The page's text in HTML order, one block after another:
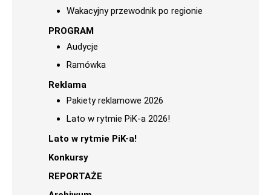
Wakacyjny przewodnik po regionie
PROGRAM
Audycje
Ramówka
Reklama
Pakiety reklamowe 2026
Lato w rytmie PiK-a 2026!
Lato w rytmie PiK-a!
Konkursy
REPORTAŻE